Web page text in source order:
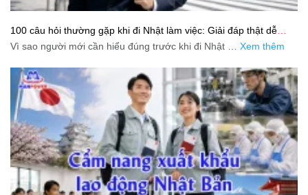
100 câu hỏi thường gặp khi đi Nhật làm việc: Giải đáp thật dễ
hiểu cho người mới bắt đầu
Vì sao người mới cần hiểu đúng trước khi đi Nhật … Xem thêm